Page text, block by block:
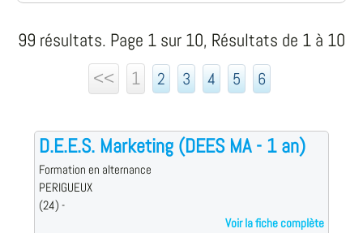
99 résultats. Page 1 sur 10, Résultats de 1 à 10
<<
1 2 3 4 5 6
D.E.E.S. Marketing (DEES MA - 1 an)
Formation en alternance
PERIGUEUX
(24) -
Voir la fiche complète